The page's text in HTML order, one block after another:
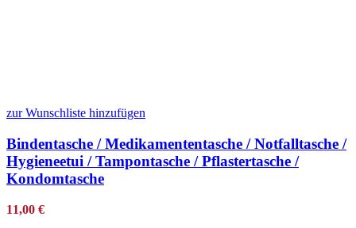
zur Wunschliste hinzufügen
Bindentasche / Medikamententasche / Notfalltasche /
Hygieneetui / Tampontasche / Pflastertasche /
Kondomtasche
11,00 €